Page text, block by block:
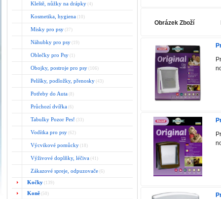
Kleště, nůžky na drápky (4)
Kosmetika, hygiena (10)
Misky pro psy (37)
Náhubky pro psy (19)
Oblečky pro Psy (1)
Obojky, postroje pro psy (106)
Pelíšky, podložky, přenosky (43)
Potřeby do Auta (8)
Průchozí dvířka (6)
Tabulky Pozor Pes! (33)
Vodítka pro psy (62)
Výcvikové pomůcky (18)
Výživové doplňky, léčiva (41)
Zákazové spreje, odpuzovače (6)
Kočky (139)
Koně (50)
Obrázek Zboží